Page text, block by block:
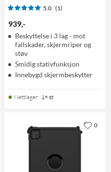
5.0 (1)
939,-
Beskyttelse i 3 lag - mot
fallskader, skjermriper og
støv
Smidig stativfunksjon
Innebygd skjermbeskytter
Nettlager: 1+ st
0